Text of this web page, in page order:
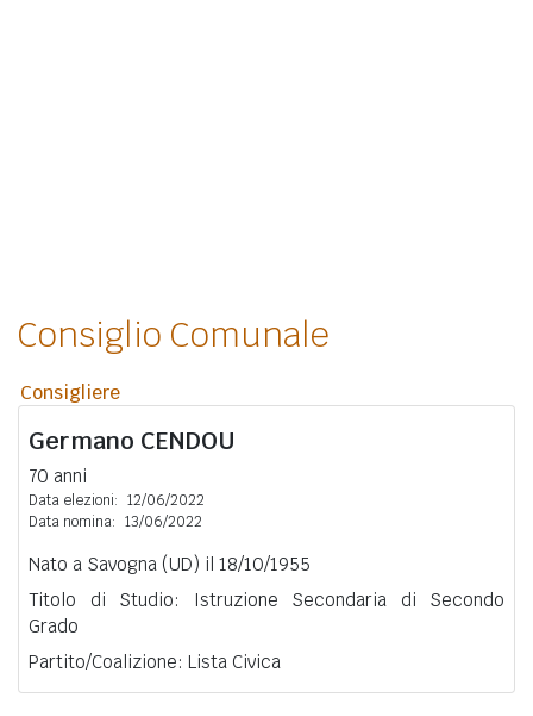
Consiglio Comunale
Consigliere
Germano CENDOU
70 anni
Data elezioni: 12/06/2022
Data nomina: 13/06/2022
Nato a Savogna (UD) il 18/10/1955
Titolo di Studio: Istruzione Secondaria di Secondo
Grado
Partito/Coalizione: Lista Civica